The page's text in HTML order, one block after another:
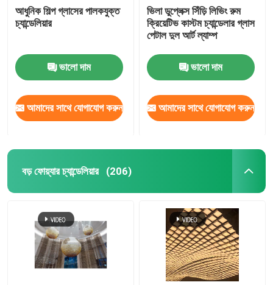
আধুনিক শিল্প গ্লাসের পালকযুক্ত
চ্যান্ডেলিয়ার
ভালো দাম
আমাদের সাথে যোগাযোগ করুন
ভিলা ডুপ্লেক্স সিঁড়ি লিভিং রুম
ক্রিয়েটিভ কাস্টম চ্যান্ডেলার গ্লাস
পেটাল দুল আর্ট ল্যাম্প
ভালো দাম
আমাদের সাথে যোগাযোগ করুন
বড় ফোয়্যার চ্যান্ডেলিয়ার (206)